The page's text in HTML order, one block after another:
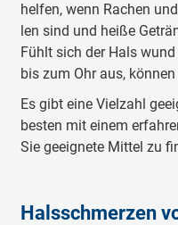
hel­fen, wenn Ra­chen
len sind und hei­ße
Fühlt sich der Hals
bis zum Ohr aus,
Es gibt eine Viel­zahl
bes­ten mit einem
Sie ge­eig­ne­te Mit­tel zu
Hals­schmer­zen